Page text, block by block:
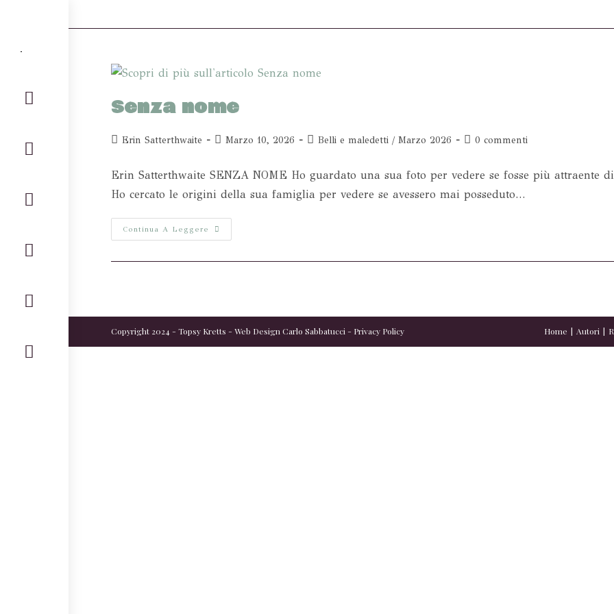
Senza nome
Erin Satterthwaite Marzo 10, 2026 Belli e maledetti / Marzo 2026 0 commenti
Erin Satterthwaite SENZA NOME Ho guardato una sua foto per vedere se fosse più attraente
Ho cercato le origini della sua famiglia per vedere se avessero mai posseduto…
Continua A Leggere
Home Autori
Copyright 2024 - Topsy Kretts - Web DesignCarlo Sabbatucci- Privacy Policy